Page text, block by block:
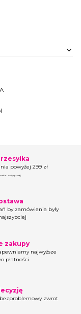
powyżej 299 zł
i duży sprzęt)
by zamówienia były
zakupy
najwyższe
płatności
zwrot